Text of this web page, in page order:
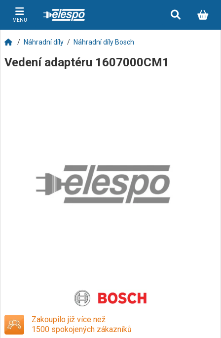
MENU
Náhradní díly Náhradní díly Bosch
Vedení adaptéru 1607000CM1
Zakoupilo již více než
1500 spokojených zákazníků